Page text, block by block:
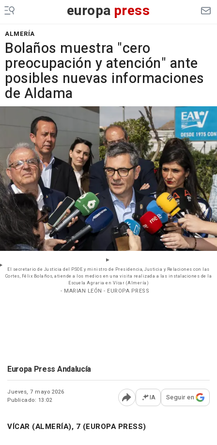
europa press
ALMERÍA
Bolaños muestra "cero
preocupación y atención" ante
posibles nuevas informaciones
de Aldama
El secretario de Justicia del PSOE y ministro de Presidencia, Justicia y Relaciones con las
Cortes, Félix Bolaños, atiende a los medios en una visita realizada a las instalaciones de la
Escuela Agraria en Vícar (Almería)
- MARIAN LEÓN - EUROPA PRESS
Europa Press Andalucía
Jueves, 7 mayo 2026
Publicado: 13:02
Abrir opciones para
IA Seguir en
VÍCAR (ALMERÍA), 7 (EUROPA PRESS)